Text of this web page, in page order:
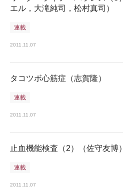
エル，大滝純司，松村真司）
連載
2011.11.07
タコツボ心筋症（志賀隆）
連載
2011.11.07
止血機能検査（2）（佐守友博）
連載
2011.11.07